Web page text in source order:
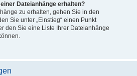
Dateianhänge erhalten?
zu erhalten, gehen Sie in den
Sie unter „Einstieg“ einen Punkt
den Sie eine Liste Ihrer Dateianhänge